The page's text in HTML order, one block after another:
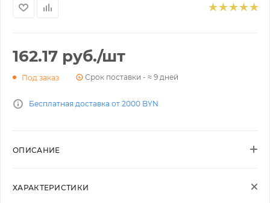
162.17 руб./шт
Под заказ Срок поставки - ≈ 9 дней
Бесплатная доставка от 2000 BYN
ОПИСАНИЕ
ХАРАКТЕРИСТИКИ